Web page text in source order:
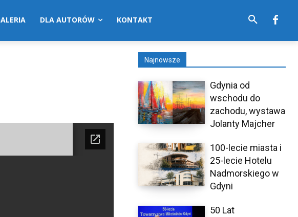
DLA AUTORÓW KONTAKT
Najnowsze
Gdynia od
wschodu do
zachodu, wystawa
Jolanty Majcher
100-lecie miasta i
25-lecie Hotelu
Nadmorskiego w
Gdyni
50 Lat